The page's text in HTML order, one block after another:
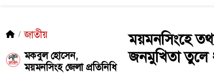
জাতীয়
মকবুল হোসেন,
ময়মনসিংহ জেলা প্রতিনিধি
ময়মনসিংহে
জনমুখিতা তুলে